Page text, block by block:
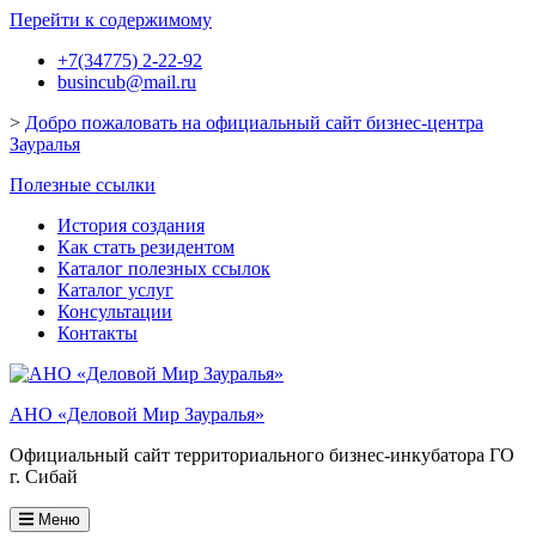
Перейти к содержимому
+7(34775) 2-22-92
busincub@mail.ru
> Добро пожаловать на официальный сайт бизнес-центра
Зауралья
Полезные ссылки
История создания
Как стать резидентом
Каталог полезных ссылок
Каталог услуг
Консультации
Контакты
АНО «Деловой Мир Зауралья»
Официальный сайт территориального бизнес-инкубатора ГО
г. Сибай
Меню